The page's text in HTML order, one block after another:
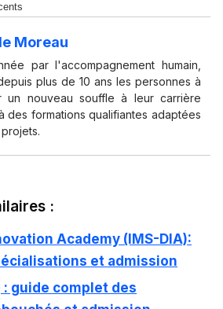
Moreau
par l'accompagnement humain,
plus de 10 ans les personnes à
un nouveau souffle à leur carrière
des formations qualifiantes adaptées
:
Academy (IMS-DIA):
et admission
: guide complet des